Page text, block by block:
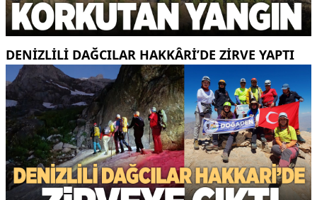
DENIZLILI DAĞCILAR HAKKÂRI’DE ZIRVE YAPTI